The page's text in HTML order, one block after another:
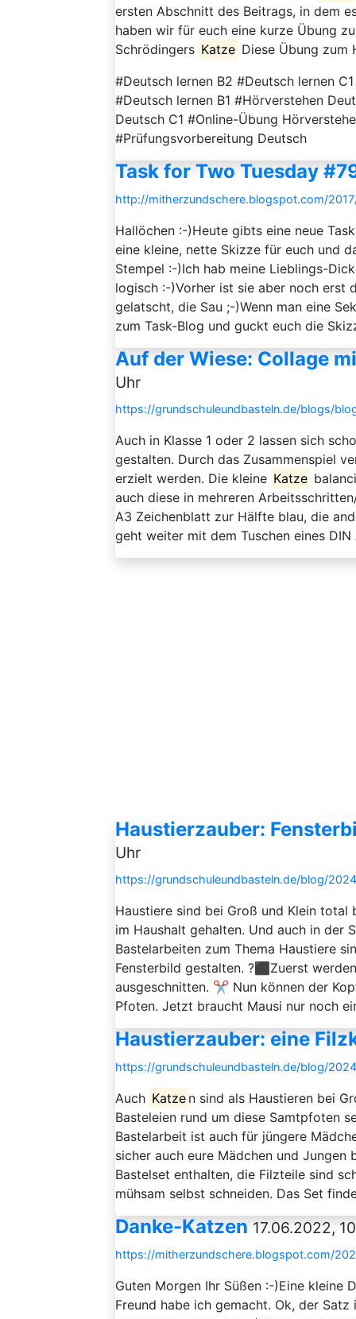
ersten Abschnitt des Beitrags, in dem
haben wir für euch eine kurze Übung
Schrödingers Katze Diese Übung zum
#Deutsch lernen B2 #Deutsch lernen
#Deutsch lernen B1 #Hörverstehen
Deutsch C1 #Online-Übung
#Prüfungsvorbereitung Deutsch
Task for Two Tuesday
http://mitherzundschere.blogspot.com/
Hallöchen :-)Heute gibts eine neue
eine kleine, nette Skizze für euch und
Stempel :-)Ich hab meine Lieblings-
logisch :-)Vorher ist sie aber noch erst
gelatscht, die Sau ;-)Wenn man eine
zum Task-Blog und guckt euch die
Auf der Wiese: Collage
Uhr
https://grundschuleundbasteln.de/blogs/
Auch in Klasse 1 oder 2 lassen sich
gestalten. Durch das Zusammenspiel
erzielt werden. Die kleine Katze
auch diese in mehreren
A3 Zeichenblatt zur Hälfte blau, die
geht weiter mit dem Tuschen eines
Haustierzauber:
Uhr
https://grundschuleundbasteln.de/blog/
Haustiere sind bei Groß und Klein
im Haushalt gehalten. Und auch in der
Bastelarbeiten zum Thema Haustiere
Fensterbild gestalten. ?‍⬛Zuerst
ausgeschnitten. ✂️ Nun können der
Pfoten. Jetzt braucht Mausi nur noch
Haustierzauber: eine
https://grundschuleundbasteln.de/blog/
Auch Katze n sind als Haustieren bei
Basteleien rund um diese Samtpfoten
Bastelarbeit ist auch für jüngere
sicher auch eure Mädchen und
Bastelset enthalten, die Filzteile sind
mühsam selbst schneiden. Das Set
Danke-Katzen 17.06.2022,
https://mitherzundschere.blogspot.com/
Guten Morgen Ihr Süßen :-)Eine kleine
Freund habe ich gemacht. Ok, der